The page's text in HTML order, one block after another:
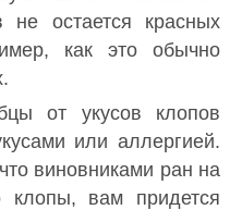
не остается красных
как это обычно
от укусов клопов
или аллергией.
виновниками ран на
клопы, вам придется